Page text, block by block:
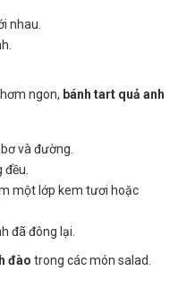
nhau.
ngon, bánh tart quả anh
và đường.
một lớp kem tươi hoặc
đã đông lại.
đào trong các món salad.